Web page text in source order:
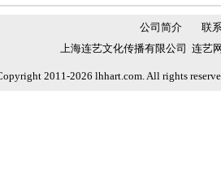
公司简介
联
上海连艺文化传播有限公司 连艺
2011-2026 lhhart.com. All rights